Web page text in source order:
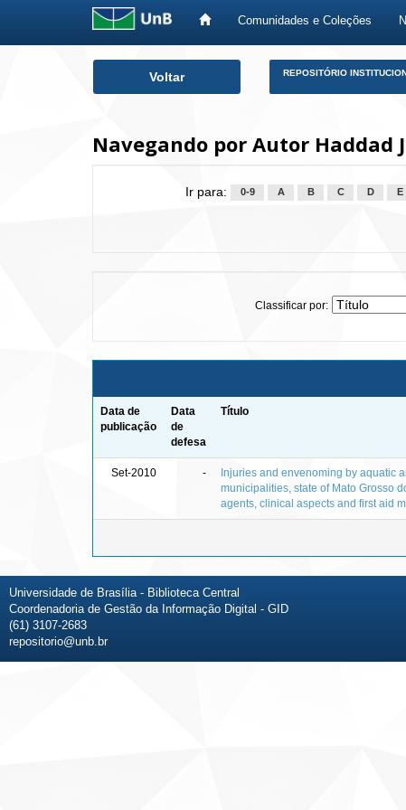
Comunidades e Coleções
Voltar REPOSITÓRIO
Navegando por Autor Haddad
Ir para: 0-9 A B C D E
Classificar por:
Data de
publicação
Data
de
defesa
Título
Set-2010 -
Injuries and envenoming by aquatic
municipalities, state of Mato Grosso
agents, clinical aspects and first aid
Universidade de Brasília - Biblioteca Central
Coordenadoria de Gestão da Informação Digital - GID
(61) 3107-2683
repositorio@unb.br